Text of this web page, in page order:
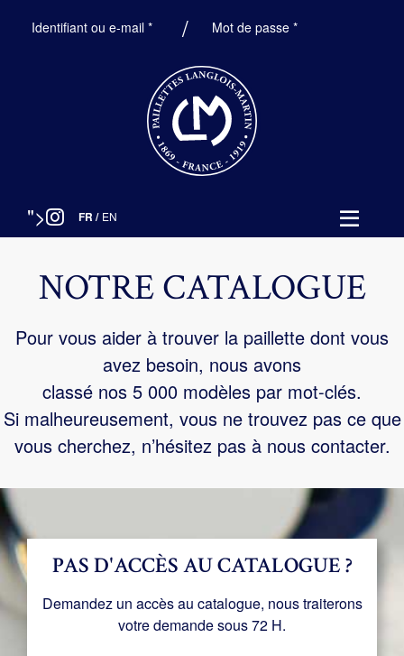
Identifiant ou e-mail *ObligatoireMot de passe*Obligatoire
"> FR / EN
NOTRE CATALOGUE
Pour vous aider à trouver la paillette dont vous
avez besoin, nous avons
classé nos 5 000 modèles par mot-clés.
Si malheureusement, vous ne trouvez pas ce que
vous cherchez, n’hésitez pas à nous contacter.
PAS D'ACCÈS AU CATALOGUE ?
Demandez un accès au catalogue, nous traiterons
votre demande sous 72 H.